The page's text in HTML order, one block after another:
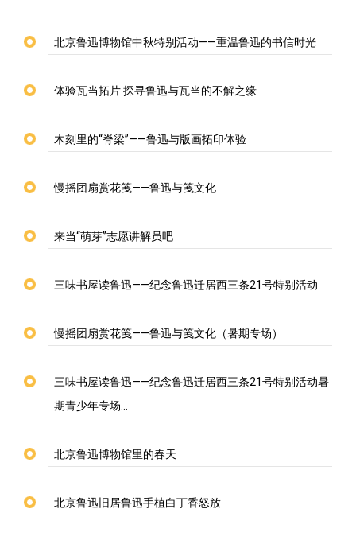
北京鲁迅博物馆中秋特别活动——重温鲁迅的书信时光
体验瓦当拓片 探寻鲁迅与瓦当的不解之缘
木刻里的“脊梁”——鲁迅与版画拓印体验
慢摇团扇赏花笺——鲁迅与笺文化
来当“萌芽”志愿讲解员吧
三味书屋读鲁迅——纪念鲁迅迁居西三条21号特别活动
慢摇团扇赏花笺——鲁迅与笺文化（暑期专场）
三味书屋读鲁迅——纪念鲁迅迁居西三条21号特别活动暑
期青少年专场…
北京鲁迅博物馆里的春天
北京鲁迅旧居鲁迅手植白丁香怒放